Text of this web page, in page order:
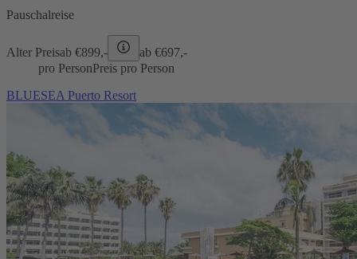
Pauschalreise
Alter Preisab €899,- ab €697,-
pro PersonPreis pro Person
BLUESEA Puerto Resort